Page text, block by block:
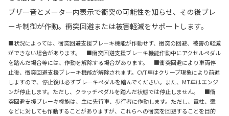
ブザー音とメーター内表示で衝突の可能性を知らせ、その後ブレ
ーキ制御が作動。衝突回避または被害軽減をサポートします。
■状況によっては、衝突回避支援ブレーキ機能が作動せず、衝突の回避、被害の軽減
ができない場合があります。 ■衝突回避支援ブレーキ機能作動中にアクセルペダル
を踏んだ場合等には、作動を解除する場合があります。 ■衝突回避により車両停
止後、衝突回避支援ブレーキ機能が解除されます。CVT車はクリープ現象により前進
しますので、停止後は必ずブレーキペダルを踏んでください。また、MT車はエンジ
ンが停止します。ただし、クラッチペダルを踏んだ状態では停止しません。 ■衝
突回避支援ブレーキ機能は、主に先行車、歩行者に作動します。ただし、電柱、壁
などに対しても作動することがありますが、これらへの衝突を回避することを目的